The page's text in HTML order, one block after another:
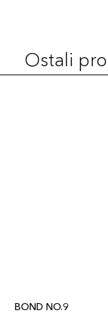
Ostali
BOND NO.9